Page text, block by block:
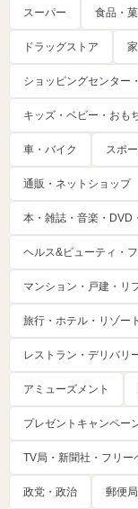
スーパー 食品・
ドラッグストア
ショッピングセンター
キッズ・ベビー・おも
車・バイク スポ
通販・ネットショップ
本・雑誌・音楽・DVD
ヘルス&ビューティ・
マンション・戸建・リ
旅行・ホテル・リゾート
レストラン・デリバリ
アミューズメント
プレゼントキャンペー
TV局・新聞社・フリー
政党・政治 郵便局